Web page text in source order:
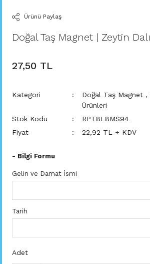
Ürünü Paylaş
Doğal Taş Magnet | Zeytin Dalı
27,50 TL
Kategori Doğal Taş Magnet ,
Ürünleri
Stok Kodu
RPT8L8MS94
Fiyat
22,92 TL + KDV
- Bilgi Formu
Gelin ve Damat İsmi
Tarih
Adet